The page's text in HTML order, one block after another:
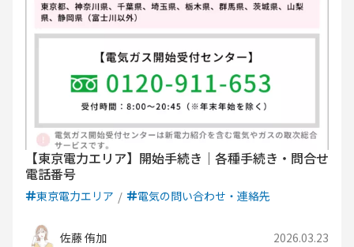
【東京電力エリア】開始手続き｜各種手続き・問合せ
電話番号
東京電力エリア 電気の問い合わせ・連絡先
佐藤 侑加 2026.03.23